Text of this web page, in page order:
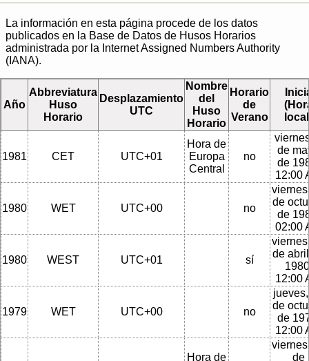
La información en esta página procede de los datos
publicados en la Base de Datos de Husos Horarios
administrada por la Internet Assigned Numbers Authority
(IANA).
Año
Abbreviatura
Huso
Horario
Desplazamiento
UTC
Nombre
del
Huso
Horario
Horario
de
Verano
1981 CET UTC+01
Hora de
Europa
Central
no
de
de
12:00
1980 WET UTC+00 no
de
de
02:00
1980 WEST UTC+01 sí
de
12:00
1979 WET UTC+00 no
de
de
12:00
Hora de
de